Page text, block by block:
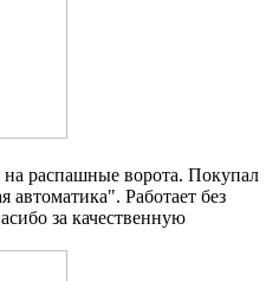
на распашные ворота. Покупал
Работает без
за качественную